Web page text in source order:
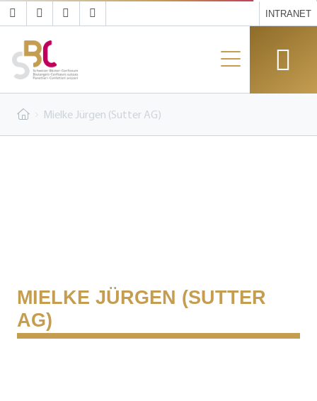
INTRANET
Mielke Jürgen (Sutter AG)
MIELKE JÜRGEN (SUTTER
AG)